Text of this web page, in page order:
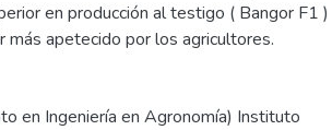
en producción al testigo ( Bangor F1 )
apetecido por los agricultores.
en Ingeniería en Agronomía) Instituto